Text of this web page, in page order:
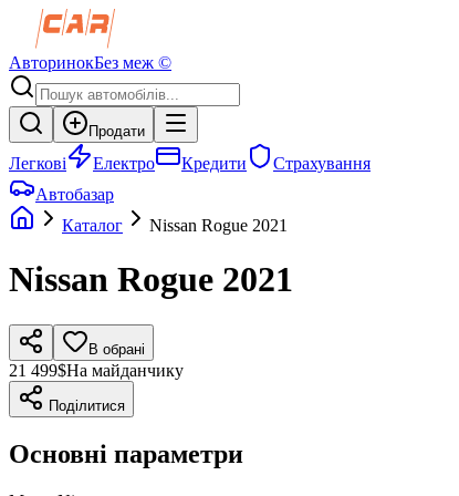
АвторинокБез меж ©
Продати
Легкові Електро Кредити
Страхування
Автобазар
Каталог
Nissan Rogue 2021
Nissan Rogue 2021
В обрані
21 499$На майданчику
Поділитися
Основні параметри